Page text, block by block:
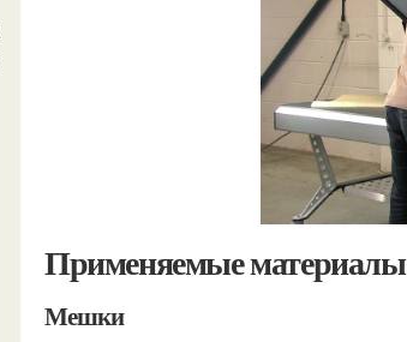
Применяемые материалы
Мешки